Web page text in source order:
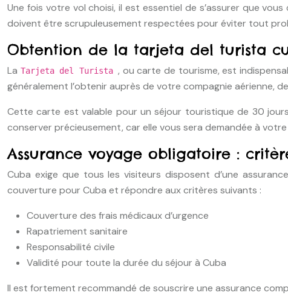
Une fois votre vol choisi, il est essentiel de s’assurer que
doivent être scrupuleusement respectées pour éviter tout
Obtention de la tarjeta del turista
La Tarjeta del Turista , ou carte de tourisme, est
généralement l’obtenir auprès de votre compagnie aérienne,
Cette carte est valable pour un séjour touristique de 30
conserver précieusement, car elle vous sera demandée à
Assurance voyage obligatoire :
Cuba exige que tous les visiteurs disposent d’une
couverture pour Cuba et répondre aux critères suivants :
Couverture des frais médicaux d’urgence
Rapatriement sanitaire
Responsabilité civile
Validité pour toute la durée du séjour à Cuba
Il est fortement recommandé de souscrire une assurance